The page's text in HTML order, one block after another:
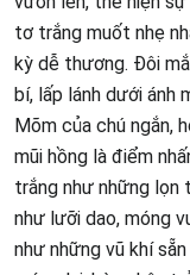
tơ trắng muốt nhẹ
kỳ dễ thương. Đôi
bí, lấp lánh dưới ánh
Mõm của chú ngắn,
mũi hồng là điểm
trắng như những lọn
như lưỡi dao, móng
như những vũ khí